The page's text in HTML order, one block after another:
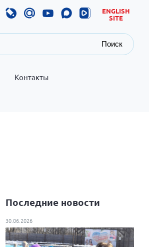
ENGLISH
SITE
Поиск
Контакты
Последние новости
30.06.2026